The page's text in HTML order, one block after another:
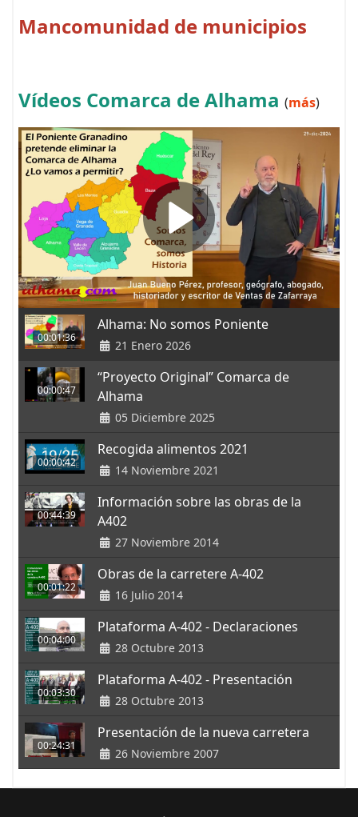
Mancomunidad de municipios
Vídeos Comarca de Alhama (más)
00:01:36
Alhama: No somos Poniente
21 Enero 2026
00:00:47
“Proyecto Original” Comarca de
Alhama
05 Diciembre 2025
00:00:42
Recogida alimentos 2021
14 Noviembre 2021
00:44:39
Información sobre las obras de la
A402
27 Noviembre 2014
00:01:22
Obras de la carretere A-402
16 Julio 2014
00:04:00
Plataforma A-402 - Declaraciones
28 Octubre 2013
00:03:30
Plataforma A-402 - Presentación
28 Octubre 2013
00:24:31
Presentación de la nueva carretera
26 Noviembre 2007